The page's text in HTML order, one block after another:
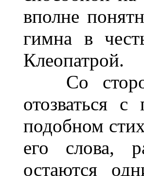
вполне
гимна в
Клеопатрой.
Со
отозваться
подобном
его слова,
остаются